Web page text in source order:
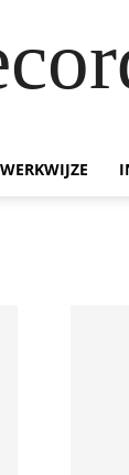
WERKWIJZE